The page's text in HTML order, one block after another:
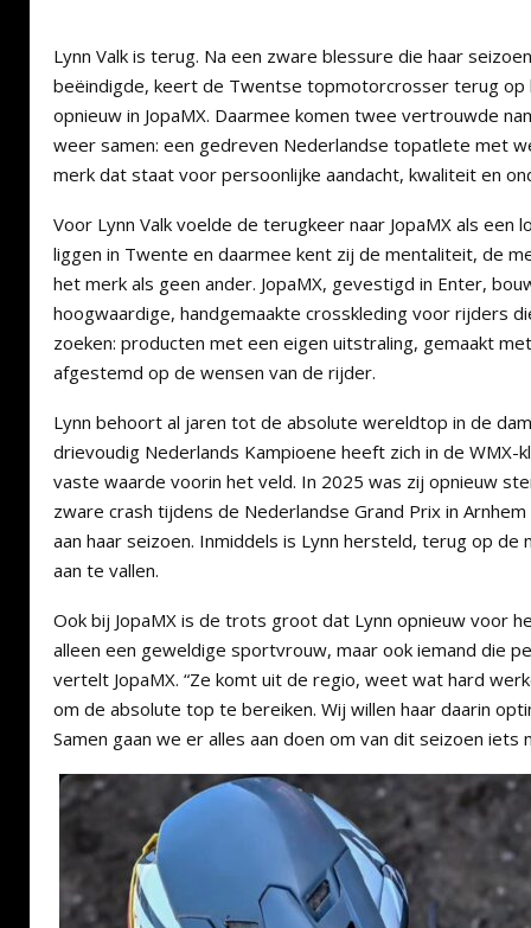
Lynn Valk is terug. Na een zware blessure die haar
beëindigde, keert de Twentse topmotorcrosser terug op
opnieuw in JopaMX. Daarmee komen twee vertrouwde
weer samen: een gedreven Nederlandse topatlete met
merk dat staat voor persoonlijke aandacht, kwaliteit en
Voor Lynn Valk voelde de terugkeer naar JopaMX als een
liggen in Twente en daarmee kent zij de mentaliteit, de
het merk als geen ander. JopaMX, gevestigd in Enter,
hoogwaardige, handgemaakte crosskleding voor rijders
zoeken: producten met een eigen uitstraling, gemaakt
afgestemd op de wensen van de rijder.
Lynn behoort al jaren tot de absolute wereldtop in de
drievoudig Nederlands Kampioene heeft zich in de WMX-
vaste waarde voorin het veld. In 2025 was zij opnieuw
zware crash tijdens de Nederlandse Grand Prix in
aan haar seizoen. Inmiddels is Lynn hersteld, terug op de
aan te vallen.
Ook bij JopaMX is de trots groot dat Lynn opnieuw voor
alleen een geweldige sportvrouw, maar ook iemand die
vertelt JopaMX. “Ze komt uit de regio, weet wat hard
om de absolute top te bereiken. Wij willen haar daarin
Samen gaan we er alles aan doen om van dit seizoen iets